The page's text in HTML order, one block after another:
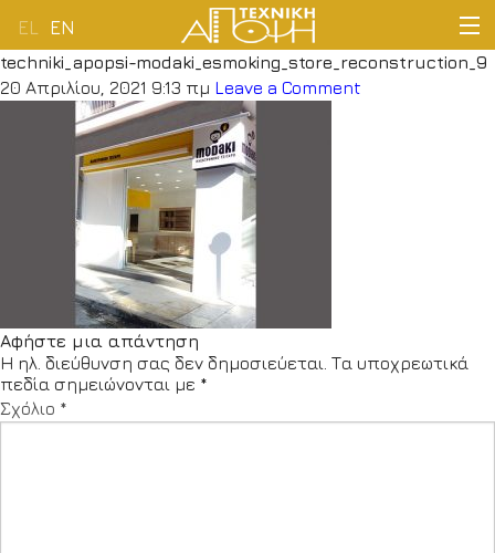
EL EN
ΑΡΧΙΚΗ
ΕΤΑΙΡΕΙΑ
ΔΡΑΣΤΗΡΙΟΤΗΤΕΣ
ΠΕΛΑΤΟΛΟΓΙΟ
ΝΕΑ
ΕΠΙΚΟΙΝΩΝΙΑ
techniki_apopsi-modaki_esmoking_store_reconstruction_9
20 Απριλίου, 2021 9:13 πμ Leave a Comment
Αφήστε μια απάντηση
Η ηλ. διεύθυνση σας δεν δημοσιεύεται. Τα υποχρεωτικά
πεδία σημειώνονται με *
Σχόλιο *